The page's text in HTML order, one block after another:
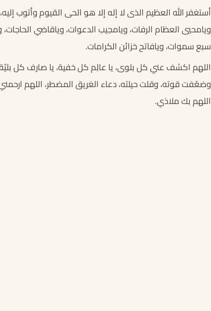
أستغفر الله العظيم الذى لا إله إلا هو الحى القيوم وأتوب
ويامحيي العظام الرفات، ويامجيب الدعوات، وياقاضي
سبع سموات، ويافاتح خزائن الكرامات.
اللهم اكشف عني كل بلوى، يا عالِم كل خفية، يا صارف كل
وضعُفت قوته، وقلت حيلته، دعاء الغريق المضطر، اللهم
اللهم بك ملاذي.